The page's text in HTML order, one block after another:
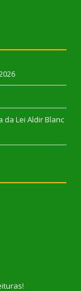
da Lei Aldir Blanc
!